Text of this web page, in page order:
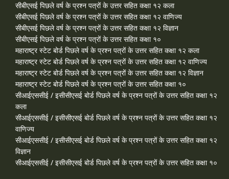
सीबीएसई पिछले वर्ष के प्रश्न पत्रों के उत्तर सहित कक्षा १२ कला
सीबीएसई पिछले वर्ष के प्रश्न पत्रों के उत्तर सहित कक्षा १२ वाणिज्य
सीबीएसई पिछले वर्ष के प्रश्न पत्रों के उत्तर सहित कक्षा १२ विज्ञान
सीबीएसई पिछले वर्ष के प्रश्न पत्रों के उत्तर सहित कक्षा १०
महाराष्ट्र स्टेट बोर्ड पिछले वर्ष के प्रश्न पत्रों के उत्तर सहित कक्षा १२ कला
महाराष्ट्र स्टेट बोर्ड पिछले वर्ष के प्रश्न पत्रों के उत्तर सहित कक्षा १२ वाणिज्य
महाराष्ट्र स्टेट बोर्ड पिछले वर्ष के प्रश्न पत्रों के उत्तर सहित कक्षा १२ विज्ञान
महाराष्ट्र स्टेट बोर्ड पिछले वर्ष के प्रश्न पत्रों के उत्तर सहित कक्षा १०
सीआईएससीई / इसीसीएसई बोर्ड पिछले वर्ष के प्रश्न पत्रों के उत्तर सहित कक्षा १२
कला
सीआईएससीई / इसीसीएसई बोर्ड पिछले वर्ष के प्रश्न पत्रों के उत्तर सहित कक्षा १२
वाणिज्य
सीआईएससीई / इसीसीएसई बोर्ड पिछले वर्ष के प्रश्न पत्रों के उत्तर सहित कक्षा १२
विज्ञान
सीआईएससीई / इसीसीएसई बोर्ड पिछले वर्ष के प्रश्न पत्रों के उत्तर सहित कक्षा १०